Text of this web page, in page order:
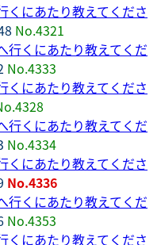
くにあたり教えてくださ
No.4321
行くにあたり教えてくだ
No.4333
くにあたり教えてくださ
行くにあたり教えてくだ
No.4334
くにあたり教えてくださ
No.4336
行くにあたり教えてくだ
No.4353
くにあたり教えてくださ